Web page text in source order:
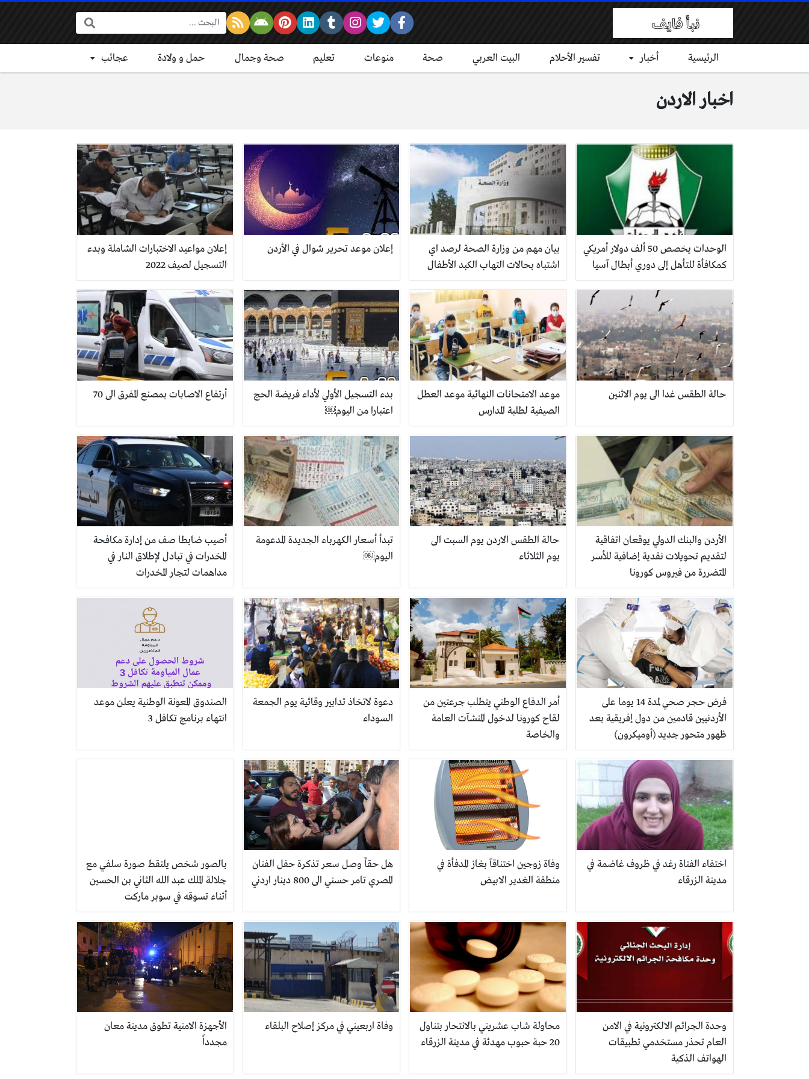
البحث:
الرئيسية أخبار تفسير الأحلام البيت العربي صحة منوعات تعليم صحة وجمال حمل و ولادة عجائب
اخبار الاردن
الوحدات يخصص 50 ألف دولار أمريكي
كمكافأة للتأهل إلى دوري أبطال آسيا
بيان مهم من وزارة الصحة لرصد اي
اشتباه بحالات التهاب الكبد الأطفال
إعلان موعد تحرير شوال في الأردن
إعلان مواعيد الاختبارات الشاملة وبدء
التسجيل لصيف 2022
حالة الطقس غدا الى يوم الاثنين
موعد الامتحانات النهائية موعد العطل
الصيفية لطلبة المدارس
بدء التسجيل الأولي لأداء فريضة الحج
اعتبارا من اليوم￼
أرتفاع الاصابات بمصنع المفرق الى 70
الأردن والبنك الدولي يوقعان اتفاقية
لتقديم تحويلات نقدية إضافية للأسر
المتضررة من فيروس كورونا
حالة الطقس الاردن يوم السبت الى
يوم الثلاثاء
تبدأ أسعار الكهرباء الجديدة المدعومة
اليوم￼
أصيب ضابطا صف من إدارة مكافحة
المخدرات في تبادل لإطلاق النار في
مداهمات لتجار المخدرات
فرض حجر صحي لمدة 14 يوما على
الأردنيين قادمين من دول إفريقية بعد
ظهور متحور جديد (أوميكرون)
أمر الدفاع الوطني يتطلب جرعتين من
لقاح كورونا لدخول المنشآت العامة
والخاصة
دعوة لاتخاذ تدابير وقائية يوم الجمعة
السوداء
الصندوق المعونة الوطنية يعلن موعد
انتهاء برنامج تكافل 3
اختفاء الفتاة رغد في ظروف غاضمة في
مدينة الزرقاء
وفاة زوجين اختناقآ بغاز المدفأة في
منطقة الغدير الابيض
هل حقاً وصل سعر تذكرة حفل الفنان
المصري تامر حسني الى 800 دينار اردني
بالصور شخص يلتقط صورة سلفي مع
جلالة الملك عبد الله الثاني بن الحسين
أثناء تسوقه في سوبر ماركت
وحدة الجرائم الالكترونية في الامن
العام تحذر مستخدمي تطبيقات
الهواتف الذكية
محاولة شاب عشريني بالانتحار بتناول
20 حبة حبوب مهدئة في مدينة الزرقاء
وفاة اربعيني في مركز إصلاح البلقاء
الأجهزة الامنية تطوق مدينة معان
مجدداً